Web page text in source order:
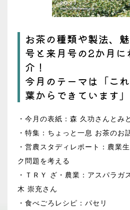
お茶の種類や製法、
号と来月号の2か月に
介！
今月のテーマは「こ
葉からできています」
・今月の表紙：森 久功さんとみ
・特集：ちょっと一息 お茶のお
・営農スタディレポート：農業
ク問題を考える
・ＴＲＹ ざ・農業：アスパラガ
木 崇充さん
・食べごろレシピ：パセリ